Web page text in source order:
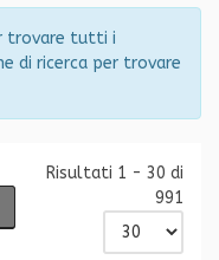
trovare tutti i
di ricerca per trovare
Risultati 1 - 30 di
991